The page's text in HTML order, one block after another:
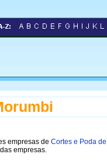
empresas de Cortes e Poda de
empresas.